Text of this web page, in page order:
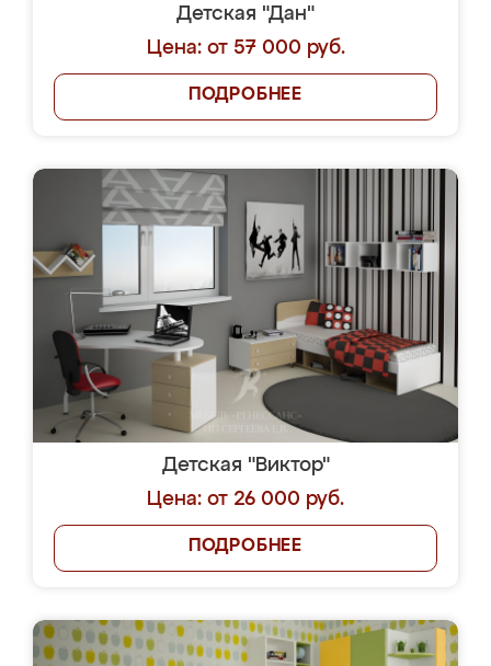
Детская "Дан"
Цена: от 57 000 руб.
ПОДРОБНЕЕ
Детская "Виктор"
Цена: от 26 000 руб.
ПОДРОБНЕЕ